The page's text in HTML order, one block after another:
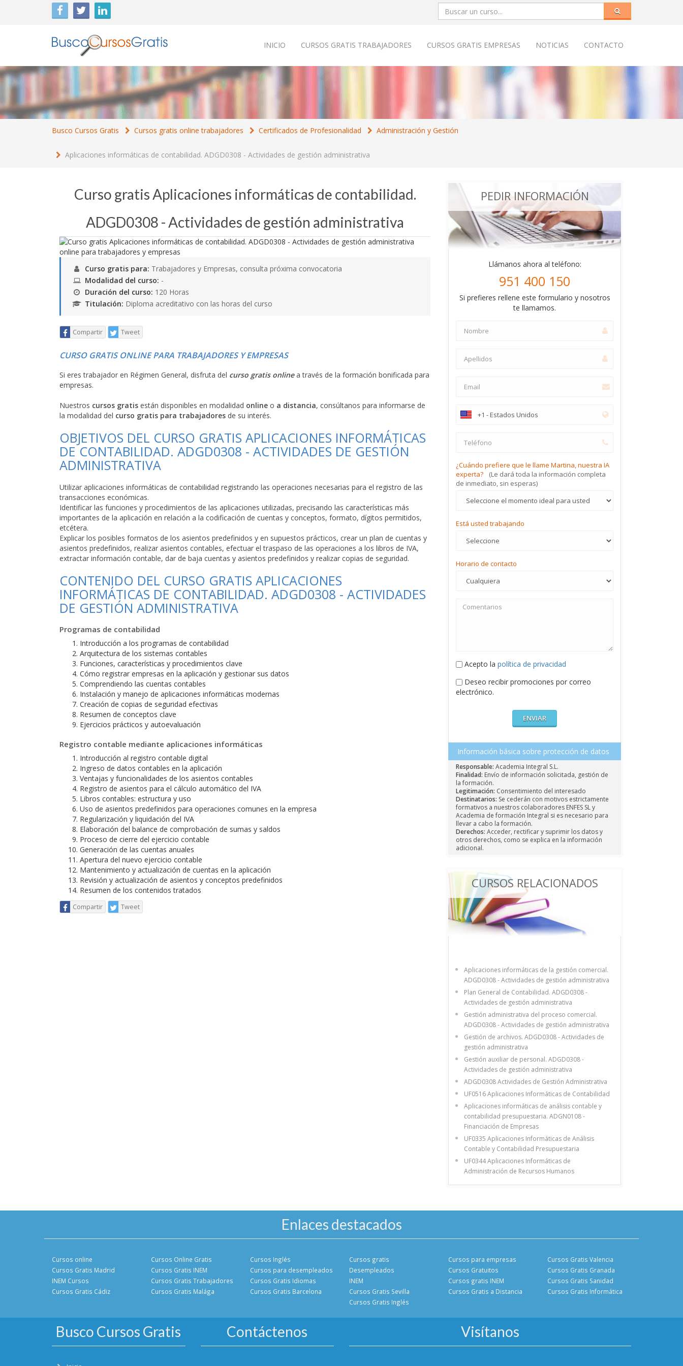
INICIO CURSOS GRATIS TRABAJADORES CURSOS GRATIS EMPRESAS NOTICIAS CONTACTO
Busco Cursos Gratis Cursos gratis online trabajadores Certificados de Profesionalidad Administración y Gestión
Aplicaciones informáticas de contabilidad. ADGD0308 - Actividades de gestión administrativa
Curso gratis Aplicaciones informáticas de contabilidad.
ADGD0308 - Actividades de gestión administrativa
Curso gratis para: Trabajadores y Empresas, consulta próxima convocatoria
Modalidad del curso: -
Duración del curso: 120 Horas
Titulación: Diploma acreditativo con las horas del curso
Compartir Tweet
CURSO GRATIS ONLINE PARA TRABAJADORES Y EMPRESAS
Si eres trabajador en Régimen General, disfruta del curso gratis onlinea través de la formación bonificada para
empresas.
Nuestros cursos gratis están disponibles en modalidad online o a distancia, consúltanos para informarse de
la modalidad del curso gratis para trabajadores de su interés.
OBJETIVOS DEL CURSO GRATIS APLICACIONES INFORMÁTICAS
DE CONTABILIDAD. ADGD0308 - ACTIVIDADES DE GESTIÓN
ADMINISTRATIVA
Utilizar aplicaciones informáticas de contabilidad registrando las operaciones necesarias para el registro de las
transacciones económicas.
Identificar las funciones y procedimientos de las aplicaciones utilizadas, precisando las características más
importantes de la aplicación en relación a la codificación de cuentas y conceptos, formato, dígitos permitidos,
etcétera.
Explicar los posibles formatos de los asientos predefinidos y en supuestos prácticos, crear un plan de cuentas y
asientos predefinidos, realizar asientos contables, efectuar el traspaso de las operaciones a los libros de IVA,
extractar información contable, dar de baja cuentas y asientos predefinidos y realizar copias de seguridad.
CONTENIDO DEL CURSO GRATIS APLICACIONES
INFORMÁTICAS DE CONTABILIDAD. ADGD0308 - ACTIVIDADES
DE GESTIÓN ADMINISTRATIVA
Programas de contabilidad
Introducción a los programas de contabilidad
Arquitectura de los sistemas contables
Funciones, características y procedimientos clave
Cómo registrar empresas en la aplicación y gestionar sus datos
Comprendiendo las cuentas contables
Instalación y manejo de aplicaciones informáticas modernas
Creación de copias de seguridad efectivas
Resumen de conceptos clave
Ejercicios prácticos y autoevaluación
Registro contable mediante aplicaciones informáticas
Introducción al registro contable digital
Ingreso de datos contables en la aplicación
Ventajas y funcionalidades de los asientos contables
Registro de asientos para el cálculo automático del IVA
Libros contables: estructura y uso
Uso de asientos predefinidos para operaciones comunes en la empresa
Regularización y liquidación del IVA
Elaboración del balance de comprobación de sumas y saldos
Proceso de cierre del ejercicio contable
Generación de las cuentas anuales
Apertura del nuevo ejercicio contable
Mantenimiento y actualización de cuentas en la aplicación
Revisión y actualización de asientos y conceptos predefinidos
Resumen de los contenidos tratados
Compartir Tweet
PEDIR INFORMACIÓN
Llámanos ahora al teléfono:
951 400 150
Si prefieres rellene este formulario y nosotros
te llamamos.
¿Cuándo prefiere que le llame Martina, nuestra IA
experta?
(Le dará toda la información completa
de inmediato, sin esperas)
Está usted trabajando
Horario de contacto
Acepto la política de privacidad
Deseo recibir promociones por correo
electrónico.
Información básica sobre protección de datos
Responsable: Academia Integral S.L.
Finalidad: Envío de información solicitada, gestión de
la formación.
Legitimación: Consentimiento del interesado
Destinatarios: Se cederán con motivos estrictamente
formativos a nuestros colaboradores ENFES SL y
Academia de formación Integral si es necesario para
llevar a cabo la formación.
Derechos: Acceder, rectificar y suprimir los datos y
otros derechos, como se explica en la información
adicional.
CURSOS RELACIONADOS
Aplicaciones informáticas de la gestión comercial.
ADGD0308 - Actividades de gestión administrativa
Plan General de Contabilidad. ADGD0308 -
Actividades de gestión administrativa
Gestión administrativa del proceso comercial.
ADGD0308 - Actividades de gestión administrativa
Gestión de archivos. ADGD0308 - Actividades de
gestión administrativa
Gestión auxiliar de personal. ADGD0308 -
Actividades de gestión administrativa
ADGD0308 Actividades de Gestión Administrativa
UF0516 Aplicaciones Informáticas de Contabilidad
Aplicaciones informáticas de análisis contable y
contabilidad presupuestaria. ADGN0108 -
Financiación de Empresas
UF0335 Aplicaciones Informáticas de Análisis
Contable y Contabilidad Presupuestaria
UF0344 Aplicaciones Informáticas de
Administración de Recursos Humanos
Enlaces destacados
Cursos online
Cursos Gratis Madrid
INEM Cursos
Cursos Gratis Cádiz
Cursos Online Gratis
Cursos Gratis INEM
Cursos Gratis Trabajadores
Cursos Gratis Malága
Cursos Inglés
Cursos para desempleados
Cursos Gratis Idiomas
Cursos Gratis Barcelona
Cursos gratis
Desempleados
INEM
Cursos Gratis Sevilla
Cursos Gratis Inglés
Cursos para empresas
Cursos Gratuitos
Cursos gratis INEM
Cursos Gratis a Distancia
Cursos Gratis Valencia
Cursos Gratis Granada
Cursos Gratis Sanidad
Cursos Gratis Informática
Busco Cursos Gratis Contáctenos Visítanos